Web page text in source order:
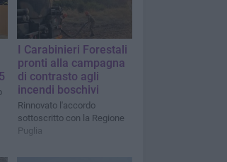
I Carabinieri Forestali
pronti alla campagna
di contrasto agli
incendi boschivi
Rinnovato l'accordo
sottoscritto con la Regione
Puglia